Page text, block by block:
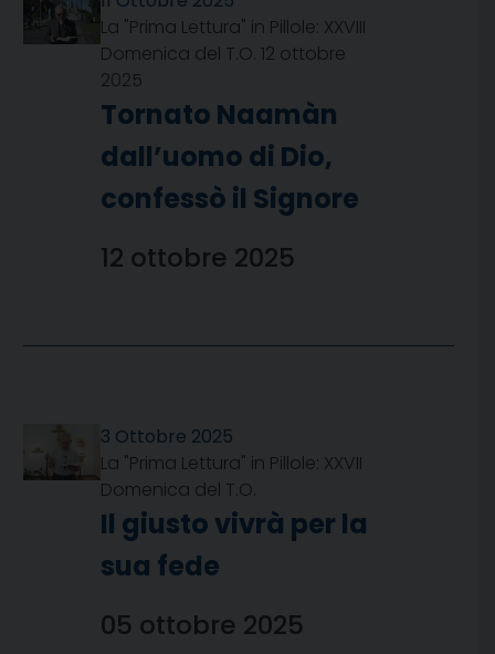
La "Prima Lettura" in Pillole: XXVIII
Domenica del T.O. 12 ottobre
2025
Tornato Naamàn
dall’uomo di Dio,
confessò il Signore
12 ottobre 2025
3 Ottobre 2025
La "Prima Lettura" in Pillole: XXVII
Domenica del T.O.
Il giusto vivrà per la
sua fede
05 ottobre 2025